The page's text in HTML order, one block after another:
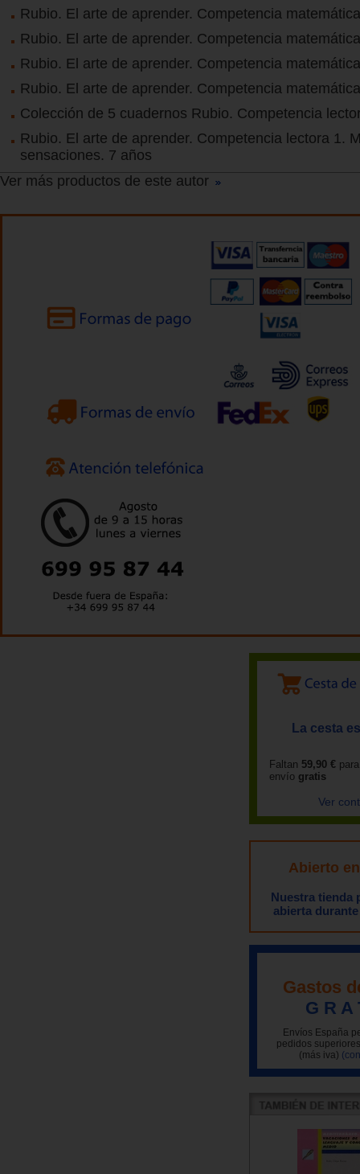
Rubio. El arte de aprender. Competencia
Rubio. El arte de aprender. Competencia
Rubio. El arte de aprender. Competencia
Rubio. El arte de aprender. Competencia
Colección de 5 cuadernos Rubio. Competencia
Rubio. El arte de aprender. Competencia lectora 1.
sensaciones. 7 años
Ver más productos de este autor
La cesta
Faltan 59,90 €
envío gratis
Ver
Abierto
Nuestra tienda
abierta
Gastos
G R A
Envíos España
pedidos
(más iva)